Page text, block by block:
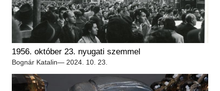
1956. október 23. nyugati szemmel
Bognár Katalin— 2024. 10. 23.